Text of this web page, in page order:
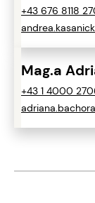
+43 676 8118
Mag.a
+43 1 4000